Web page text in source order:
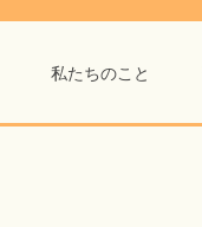
私たちのこと